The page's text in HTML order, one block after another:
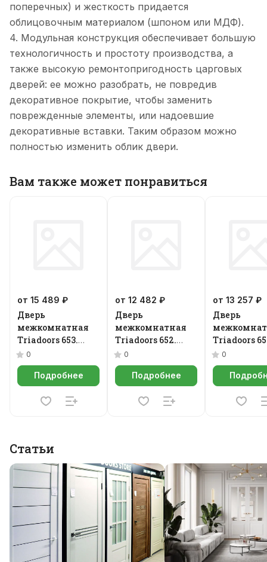
поперечных) и жесткость придается
облицовочным материалом (шпоном или МДФ).
4. Модульная конструкция обеспечивает большую
технологичность и простоту производства, а
также высокую ремонтопригодность царговых
дверей: ее можно разобрать, не повредив
декоративное покрытие, чтобы заменить
поврежденные элементы, или надоевшие
декоративные вставки. Таким образом можно
полностью изменить облик двери.
Вам также может понравиться
от 15 489 ₽
Дверь
межкомнатная
Triadoors 653.
Future
0
Подробнее
от 12 482 ₽
Дверь
межкомнатная
Triadoors 652.
Future
0
Подробнее
от 13 257 ₽
Дверь
Triadoors
Future
0
Статьи